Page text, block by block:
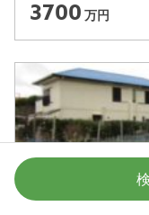
3700万円